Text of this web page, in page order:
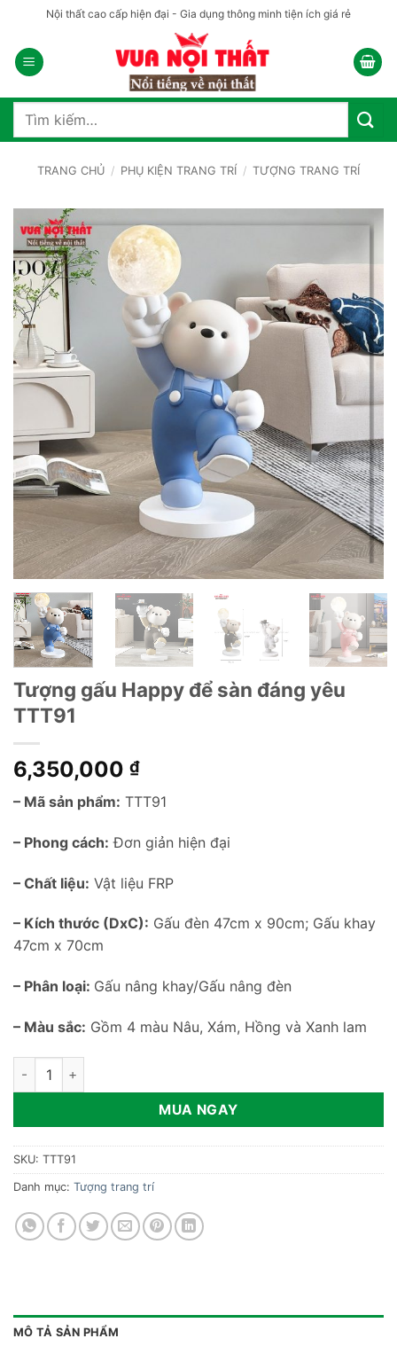
nội
dung
Nội thất cao cấp hiện đại - Gia dụng thông minh tiện ích giá rẻ
Tìm
TRANG CHỦ / PHỤ KIỆN TRANG TRÍ / TƯỢNG TRANG TRÍ
Tượng gấu Happy để sàn đáng yêu
TTT91
6,350,000 ₫
– Mã sản phẩm: TTT91
– Phong cách: Đơn giản hiện đại
– Chất liệu: Vật liệu FRP
– Kích thước (DxC): Gấu đèn 47cm x 90cm; Gấu khay
47cm x 70cm
– Phân loại: Gấu nâng khay/Gấu nâng đèn
– Màu sắc: Gồm 4 màu Nâu, Xám, Hồng và Xanh lam
Tượng gấu Happy để sàn đáng yêu TTT91 số lượng
MUA NGAY
SKU: TTT91
Danh mục: Tượng trang trí
MÔ TẢ SẢN PHẨM